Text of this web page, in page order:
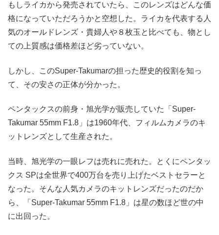
もしライカから発売されていたら、このレンズはどんな価
格になっていただろうかと空想した。ライカを代表する人
気のオールドレンズ・貴婦人や８枚玉と比べても、物とし
ての上質感は価格差ほど劣っていない。
しかし、このSuper-Takumarの担った歴史的役割を知っ
て、その安さの正体が分かった。
ペンタックスの前身・旭光学が販売していた「Super-
Takumar 55mm F1.8」は1960年代、フィルムカメラのキ
ットレンズとして生産された。
当時、旭光学の一眼レフは売れに売れた。とくにペンタッ
クス SPは全世界で400万台を売り上げたベストセラーと
なった。そんな人気カメラのキットレンズだったのだか
ら、「Super-Takumar 55mm F1.8」は星の数ほど世の中
に出回った。